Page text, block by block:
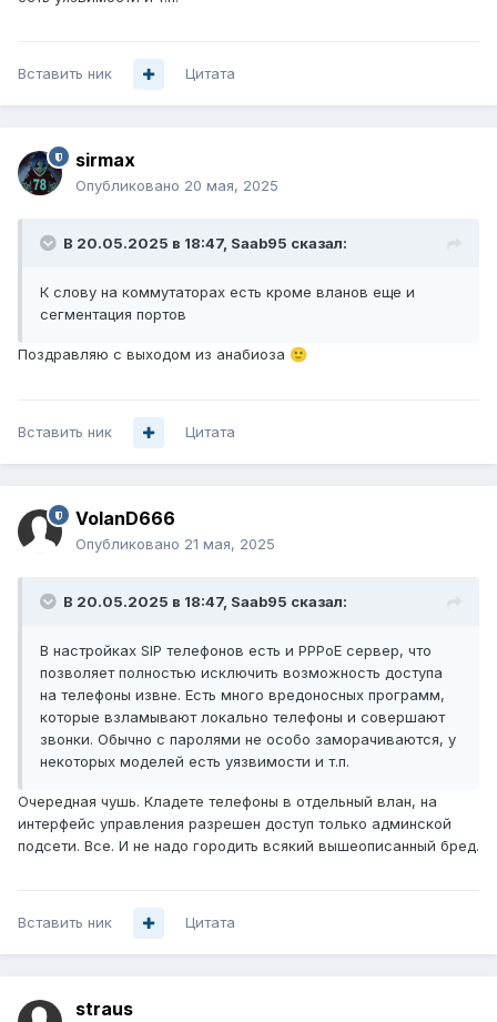
Вставить ник Цитата
sirmax
Опубликовано 20 мая, 2025
В 20.05.2025 в 18:47, Saab95 сказал:
К слову на коммутаторах есть кроме вланов еще и
сегментация портов
Поздравляю с выходом из анабиоза 🙂
Вставить ник Цитата
VolanD666
Опубликовано 21 мая, 2025
В 20.05.2025 в 18:47, Saab95 сказал:
В настройках SIP телефонов есть и PPPoE сервер, что
позволяет полностью исключить возможность доступа
на телефоны извне. Есть много вредоносных программ,
которые взламывают локально телефоны и совершают
звонки. Обычно с паролями не особо заморачиваются, у
некоторых моделей есть уязвимости и т.п.
Очередная чушь. Кладете телефоны в отдельный влан, на
интерфейс управления разрешен доступ только админской
подсети. Все. И не надо городить всякий вышеописанный бред.
Вставить ник Цитата
straus